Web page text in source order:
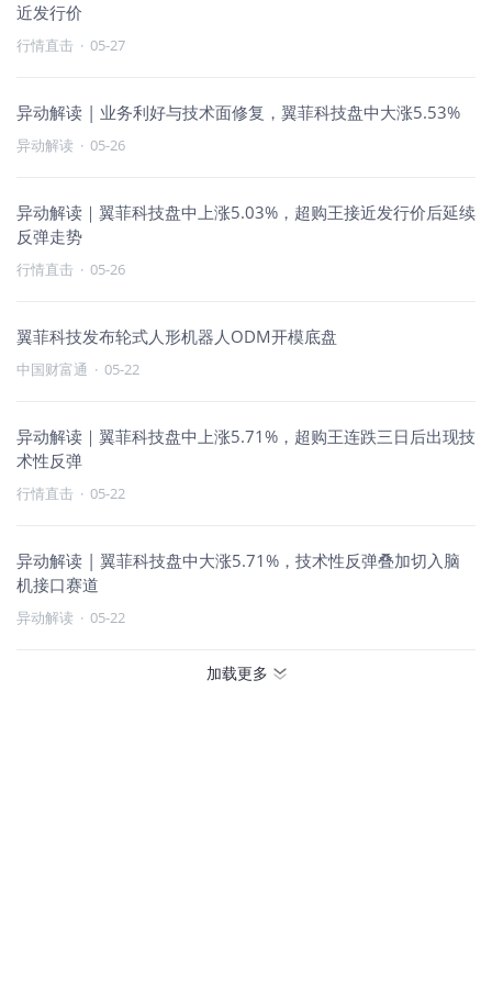
近发行价
行情直击 · 05-27
异动解读 | 业务利好与技术面修复，翼菲科技盘中大涨5.53%
异动解读 · 05-26
异动解读｜翼菲科技盘中上涨5.03%，超购王接近发行价后延续
反弹走势
行情直击 · 05-26
翼菲科技发布轮式人形机器人ODM开模底盘
中国财富通 · 05-22
异动解读｜翼菲科技盘中上涨5.71%，超购王连跌三日后出现技
术性反弹
行情直击 · 05-22
异动解读 | 翼菲科技盘中大涨5.71%，技术性反弹叠加切入脑
机接口赛道
异动解读 · 05-22
加载更多